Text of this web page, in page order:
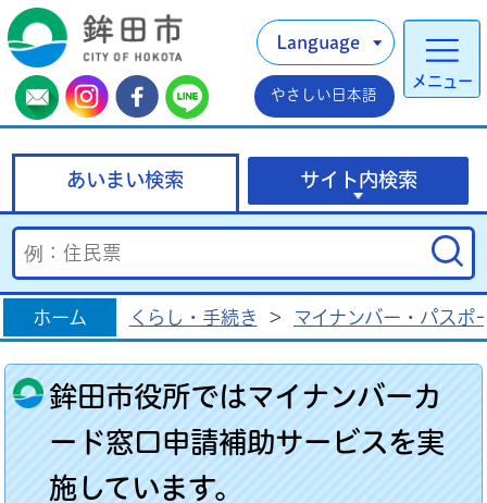
メニュー
Language
やさしい日本語
あいまい検索 サイト内検索
ホーム くらし・手続き > マイナンバー・パスポ
鉾田市役所ではマイナンバーカ
ード窓口申請補助サービスを実
施しています。